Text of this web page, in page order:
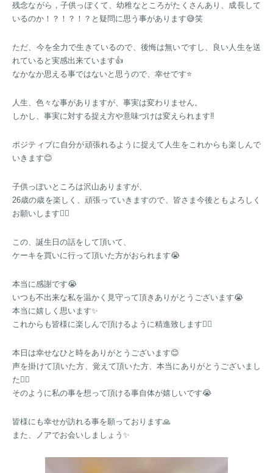
残念ながら，子供っぽくて、幼稚なところがたくさんあり、成長して
いるのか！？！？！？と疑問に思う事があります😅笑
ただ、今を全力で生きているので、後悔は無いですし、良い人生を送
れていると実感出来ています👍
なかなか思える事ではないと思うので、幸せです⭐️
人生、色々な事がありますが、事実は変わりません。
しかし、事実に対する捉え方や意味づけは変えられます‼️
ポジティブに自分が頑張れるように捉えて人生をこれからも楽しんで
いきます😊
子供っぽいところは沢山ありますが、
26歳の歳を楽しく、頑張っていきますので、皆さま今後ともよろしく
お願いします🙇‍♂️
この、誕生日の話をして頂いて、
ケーキを買いに行って頂いた方がおられます😭
本当に感謝です😭
いつも不出来な私を温かく見守って頂きありがとうございます😭
本当に嬉しく思います✨
これからも皆様に楽しんで頂けるように精進致します🙇‍♂️
本日は幸せなひと時をありがとうございます😊
声を掛けて頂いた方、覚えて頂いた方、本当にありがとうございまし
た🙇‍♂️
そのように私の事を想って頂ける事自体が嬉しいです😭
皆様にも幸せが訪れる事を願っております🙏
また、ノアでお会いしましょう✨